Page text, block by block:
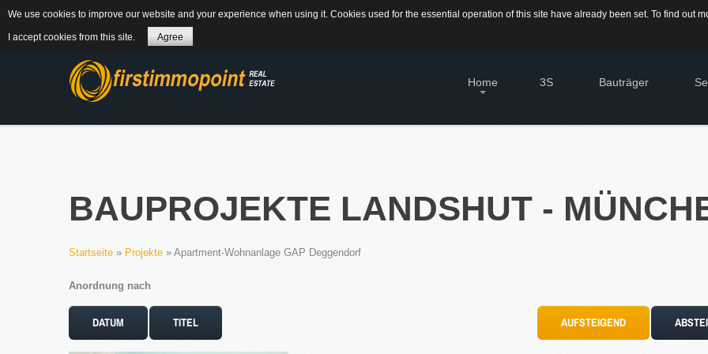
84184 Tiefenbach - Am Winkl 6 MAIL 08709-9430300
Home
Verkauf von Immobilien. Als Partner von Bauträgern,
Wohnbaugesellschaften und Privatleuten organisieren wir
den Verkauf von Wohnungen und Gewerbeflächen.
WEITERLESEN
KATEGORIEN
Neubau Immobilien
3S Bauträger
Hier
Sie
BAUPROJEKTE LANDSHUT -
Startseite » Projekte » Apartment-Wohnanlage GAP Deggendorf
Anordnung nach
AUFSTEIGEND
DATUM TITEL
We use cookies to improve our website and your experience when using it. Cookies used for the essential operation of this site have already been set. To find out
I accept cookies from this site. Agree